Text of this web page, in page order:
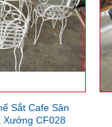
Sắt Cafe Sân
Xưởng CF028